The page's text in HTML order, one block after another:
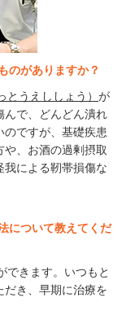
のがありますか？
うえししょう） が
んで、どんどん潰れ
のですが、基礎疾患
、お酒の過剰摂取
による靭帯損傷な
について教えてくだ
できます。いつもと
き、早期に治療を